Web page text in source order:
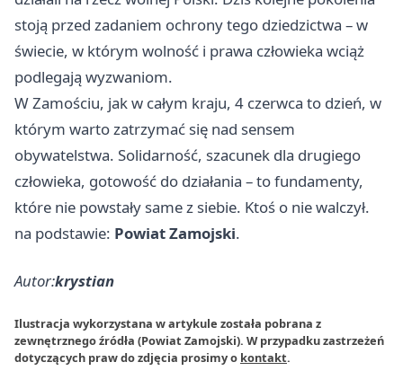
stoją przed zadaniem ochrony tego dziedzictwa – w
świecie, w którym wolność i prawa człowieka wciąż
podlegają wyzwaniom.
W Zamościu, jak w całym kraju, 4 czerwca to dzień, w
którym warto zatrzymać się nad sensem
obywatelstwa. Solidarność, szacunek dla drugiego
człowieka, gotowość do działania – to fundamenty,
które nie powstały same z siebie. Ktoś o nie walczył.
na podstawie: Powiat Zamojski.
Autor:krystian
Ilustracja wykorzystana w artykule została pobrana z
zewnętrznego źródła (Powiat Zamojski). W przypadku zastrzeżeń
dotyczących praw do zdjęcia prosimy o kontakt.